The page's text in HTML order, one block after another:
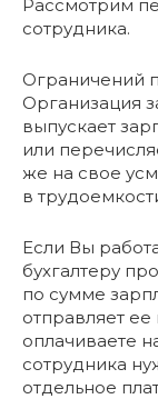
Рассмотрим
сотрудника.
Ограничений
Организация
выпускает
или
же на свое
в
Если Вы
бухгалтеру
по сумме
отправляет
оплачиваете
сотрудника
отдельное